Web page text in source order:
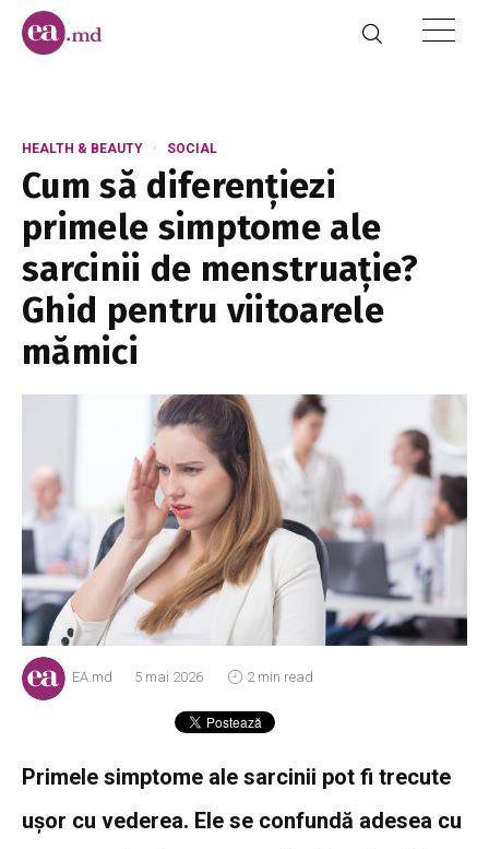
HEALTH & BEAUTY SOCIAL
Cum să diferențiezi
primele simptome ale
sarcinii de menstruație?
Ghid pentru viitoarele
mămici
EA.md 5 mai 2026 2 min read
Primele simptome ale sarcinii pot fi trecute
ușor cu vederea. Ele se confundă adesea cu